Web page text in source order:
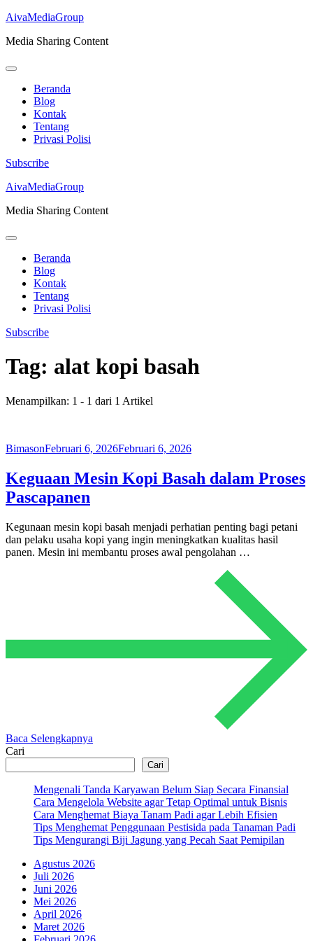
AivaMediaGroup
Media Sharing Content
Beranda
Blog
Kontak
Tentang
Privasi Polisi
Subscribe
Lompat
konten
Enter)
AivaMediaGroup
Media Sharing Content
Beranda
Blog
Kontak
Tentang
Privasi Polisi
Subscribe
Tag: alat kopi basah
Menampilkan: 1 - 1 dari 1 Artikel
BimasonFebruari 6, 2026Februari 6, 2026
Keguaan Mesin Kopi Basah dalam Proses
Pascapanen
Kegunaan mesin kopi basah menjadi perhatian penting bagi petani
dan pelaku usaha kopi yang ingin meningkatkan kualitas hasil
panen. Mesin ini membantu proses awal pengolahan …
Baca Selengkapnya
Cari
Cari
Mengenali Tanda Karyawan Belum Siap Secara Finansial
Cara Mengelola Website agar Tetap Optimal untuk Bisnis
Cara Menghemat Biaya Tanam Padi agar Lebih Efisien
Tips Menghemat Penggunaan Pestisida pada Tanaman Padi
Tips Mengurangi Biji Jagung yang Pecah Saat Pemipilan
Agustus 2026
Juli 2026
Juni 2026
Mei 2026
April 2026
Maret 2026